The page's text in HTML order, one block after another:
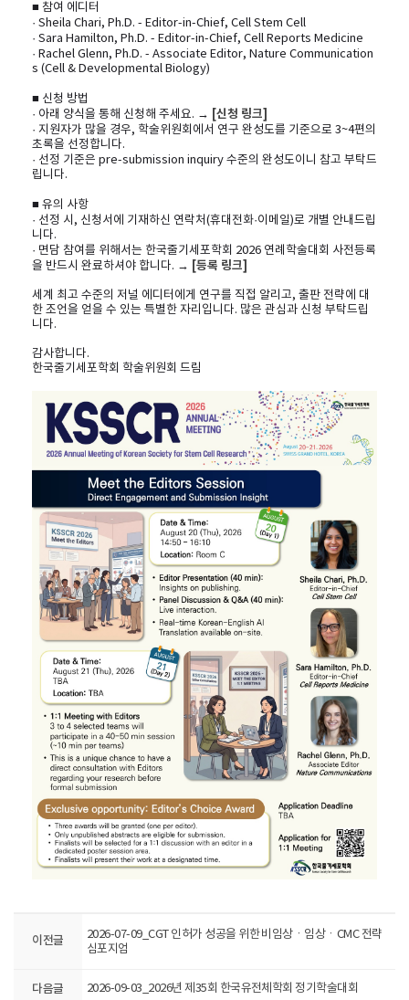
■ 참여 에디터
· Sheila Chari, Ph.D. - Editor-in-Chief, Cell Stem Cell
· Sara Hamilton, Ph.D. - Editor-in-Chief, Cell Reports Medicine
· Rachel Glenn, Ph.D. - Associate Editor, Nature Communication
s (Cell & Developmental Biology)
■ 신청 방법
· 아래 양식을 통해 신청해 주세요. → [신청 링크]
· 지원자가 많을 경우, 학술위원회에서 연구 완성도를 기준으로 3~4편의
초록을 선정합니다.
· 선정 기준은 pre-submission inquiry 수준의 완성도이니 참고 부탁드
립니다.
■ 유의 사항
· 선정 시, 신청서에 기재하신 연락처(휴대전화·이메일)로 개별 안내드립
니다.
· 면담 참여를 위해서는 한국줄기세포학회 2026 연례학술대회 사전등록
을 반드시 완료하셔야 합니다. → [등록 링크]
세계 최고 수준의 저널 에디터에게 연구를 직접 알리고, 출판 전략에 대
한 조언을 얻을 수 있는 특별한 자리입니다. 많은 관심과 신청 부탁드립
니다.
감사합니다.
한국줄기세포학회 학술위원회 드림
이전글
2026-07-09_CGT 인허가 성공을 위한 비임상ㆍ임상ㆍCMC 전략
심포지엄
다음글 2026-09-03_2026년 제35회 한국유전체학회 정기학술대회